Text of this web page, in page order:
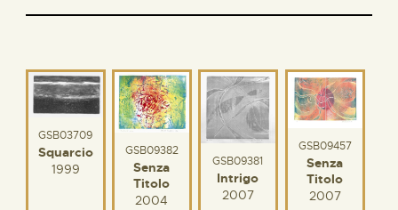
GSB03709
Squarcio
1999
GSB09382
Senza
Titolo
2004
GSB09381
Intrigo
2007
GSB09457
Senza
Titolo
2007